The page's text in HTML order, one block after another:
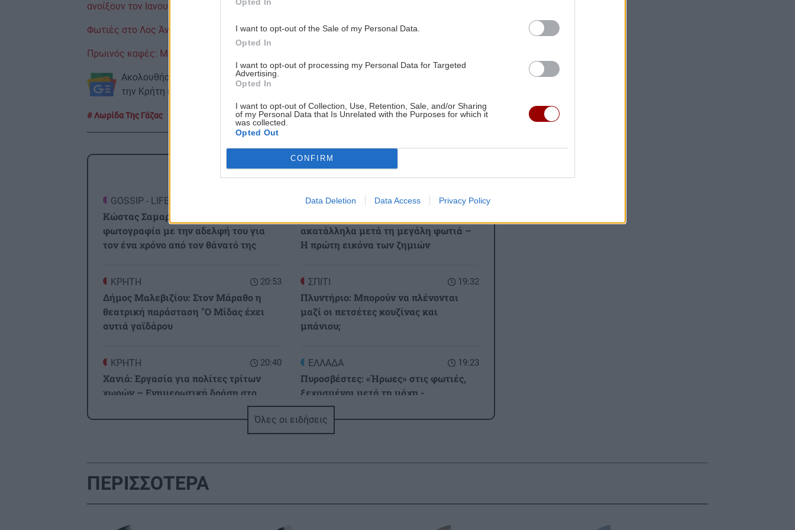
I want to opt-out of the Sale of my Personal Data.
Opted In
I want to opt-out of processing my Personal Data for Targeted
Advertising.
Opted In
I want to opt-out of Collection, Use, Retention, Sale, and/or Sharing
of my Personal Data that Is Unrelated with the Purposes for which it
was collected.
Opted Out
CONFIRM
Data Deletion Data Access Privacy Policy
ανοίξουν τον Ιανουάριο
Φωτιές στο Λος Άντζελες: Η Disney δωρίζει 15 εκατομμύρια δολάρια στους πληγέντες
Πρωινός καφές: Μειώνει τον κίνδυνο πρόωρου θανάτου, σύμφωνα με νέα έρευνα
Ακολουθήστε το ekriti.gr στοGoogle News
την Κρήτη και όχι μόνο.
Λωρίδα Της Γάζας
ΡΟΗ ΕΙΔΗΣΕΩΝ
GOSSIP - LIFESTYLE
Κώστας Σαμαράς: Η οικογενειακή
φωτογραφία με την αδελφή του για
τον ένα χρόνο από τον θάνατό της
20:53
ΚΡΗΤΗ
Δήμος Μαλεβιζίου: Στον Μάραθο η
θεατρική παράσταση "Ο Μίδας έχει
αυτιά γαϊδάρου
20:40
ΚΡΗΤΗ
Χανιά: Εργασία για πολίτες τρίτων
χωρών – Ενημερωτική δράση στο
Ηράκλειο: Κυκλοφοριακές ρυθμίσεις
έξι μηνών στον ΒΟΑΚ – Σε ποιο τμήμα
θα γίνονται τα έργα
BUSINESS
19:38
ΚΡΗΤΗ
ακατάλληλα μετά τη μεγάλη φωτιά –
Η πρώτη εικόνα των ζημιών
19:32
ΣΠΙΤΙ
Πλυντήριο: Μπορούν να πλένονται
μαζί οι πετσέτες κουζίνας και
μπάνιου;
19:23
ΕΛΛΑΔΑ
Πυροσβέστες: «Ήρωες» στις φωτιές,
ξεχασμένοι μετά τη μάχη -
Διαμαρτυρία έξω από το Μαξίμου στις
31/08
σταματήσουν τον Τραμπ
Όλες οι ειδήσεις
ΠΕΡΙΣΣΟΤΕΡΑ